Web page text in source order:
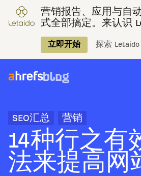
营销报告、应用与自
式全部搞定。来认识
立即开始 探索
SEO汇总 营销
14种行之有
法来提高网